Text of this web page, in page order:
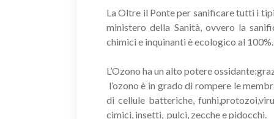
La Oltre il Ponte per sanificare tutti i
ministero della Sanità, ovvero la
chimici e inquinanti è ecologico al 100%.
L’Ozono ha un alto potere
l’ozono è in grado di rompere le
di cellule batteriche,
cimici, insetti, pulci, zecche e pidocchi.